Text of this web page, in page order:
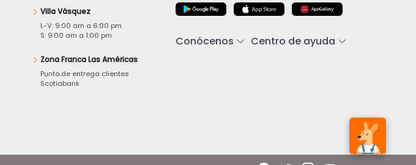
Villa Vásquez
L-V: 9:00 am a 6:00 pm
S: 9:00 am a 1:00 pm
Zona Franca Las Américas
Punto de entrega clientes
Scotiabank
Conócenos Centro de ayuda